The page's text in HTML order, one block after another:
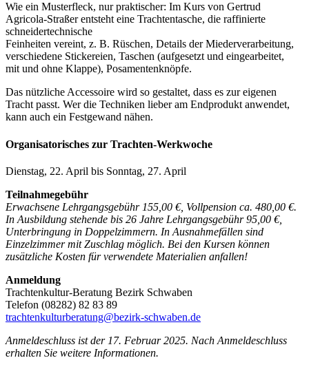
Wie ein Musterfleck, nur praktischer: Im Kurs von Gertrud
Agricola-Straßer entsteht eine Trachtentasche, die raffinierte
schneidertechnische
Feinheiten vereint, z. B. Rüschen, Details der Miederverarbeitung,
verschiedene Stickereien, Taschen (aufgesetzt und eingearbeitet,
mit und ohne Klappe), Posamentenknöpfe.
Das nützliche Accessoire wird so gestaltet, dass es zur eigenen
Tracht passt. Wer die Techniken lieber am Endprodukt anwendet,
kann auch ein Festgewand nähen.
Organisatorisches zur Trachten-Werkwoche
Dienstag, 22. April bis Sonntag, 27. April
Teilnahmegebühr
Erwachsene Lehrgangsgebühr 155,00 €, Vollpension ca. 480,00 €.
In Ausbildung stehende bis 26 Jahre Lehrgangsgebühr 95,00 €,
Unterbringung in Doppelzimmern. In Ausnahmefällen sind
Einzelzimmer mit Zuschlag möglich. Bei den Kursen können
zusätzliche Kosten für verwendete Materialien anfallen!
Anmeldung
Trachtenkultur-Beratung Bezirk Schwaben
Telefon (08282) 82 83 89
trachtenkulturberatung@bezirk-schwaben.de
Anmeldeschluss ist der 17. Februar 2025. Nach Anmeldeschluss
erhalten Sie weitere Informationen.